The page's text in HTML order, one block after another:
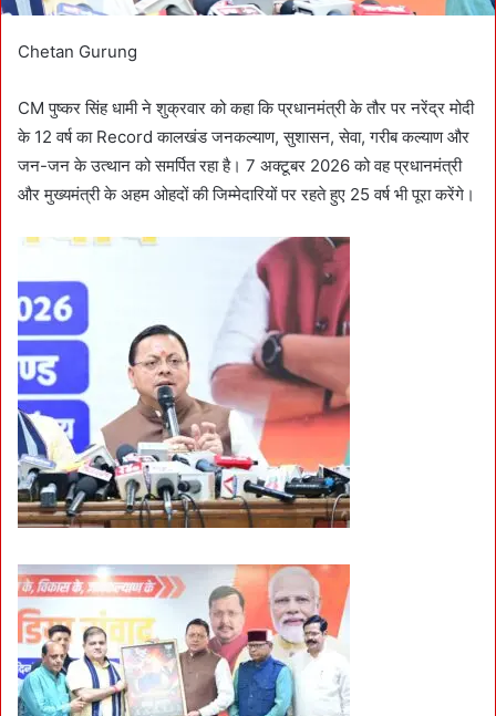
Chetan Gurung
CM पुष्कर सिंह धामी ने शुक्रवार को कहा कि प्रधानमंत्री के तौर पर नरेंद्र मोदी
के 12 वर्ष का Record कालखंड जनकल्याण, सुशासन, सेवा, गरीब कल्याण और
जन-जन के उत्थान को समर्पित रहा है। 7 अक्टूबर 2026 को वह प्रधानमंत्री
और मुख्यमंत्री के अहम ओहदों की जिम्मेदारियों पर रहते हुए 25 वर्ष भी पूरा करेंगे।